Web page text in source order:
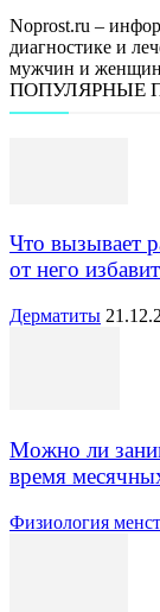
Noprost.ru –
диагностике и
мужчин и женщин,
ПОПУЛЯРНЫЕ
Что вызывает
от него
Дерматиты
Можно ли
время
Физиология